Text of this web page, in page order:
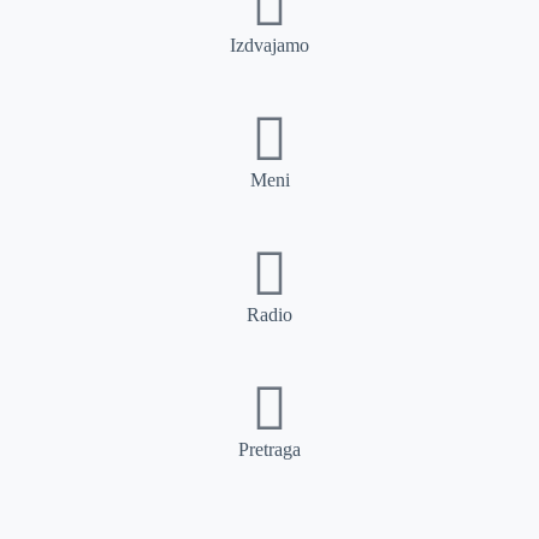
Izdvajamo
Meni
Radio
Pretraga